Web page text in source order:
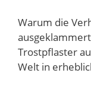
Warum die
Trostpflaster
Welt in